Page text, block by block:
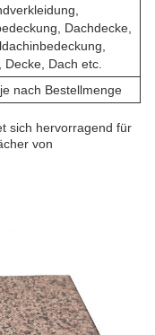
Dachdecke,
Decke, Dach etc.
nach Bestellmenge
sich hervorragend für
von